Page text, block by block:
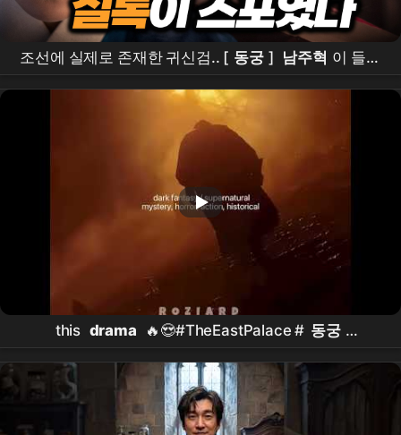
조선에 실제로 존재한 귀신검.. [ 동궁 ] 남주혁 이 들었
다ㄷㄷ
this drama 🔥😍#TheEastPalace # 동궁
#NamJooHyuk # 남주혁 #RohYoonSeo # 노윤서
#kdrama #shorts #foryou #fyp